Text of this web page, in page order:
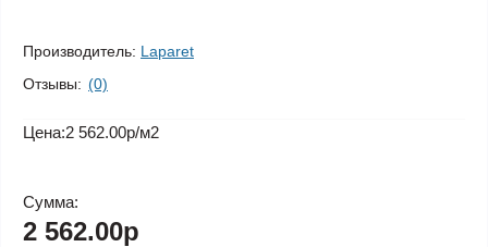
Производитель: Laparet
Отзывы: (0)
Цена:2 562.00р/м2
Сумма:
2 562.00р